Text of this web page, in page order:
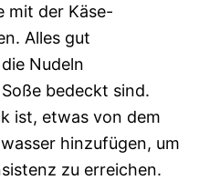
mit der Käse-
Alles gut
Nudeln
bedeckt sind.
ist, etwas von dem
hinzufügen, um
zu erreichen.